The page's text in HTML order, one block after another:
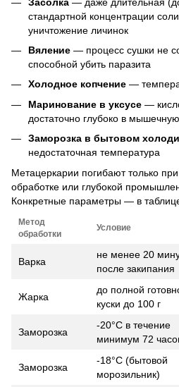
стандартной концентрации
уничтожение личинок
Вяление — процесс сушки не
способной убить паразита
Холодное копчение —
Маринование в уксусе —
достаточно глубоко в
Заморозка в бытовом
недостаточная температура
Метацеркарии погибают только
обработке или глубокой
Конкретные параметры — в
Метод
обработки
Условие
Варка
не менее 20
после закипания
Жарка
до полной
куски до 100 г
Заморозка
-20°C в течение
минимум 72
Заморозка
-18°C (бытовой
морозильник)